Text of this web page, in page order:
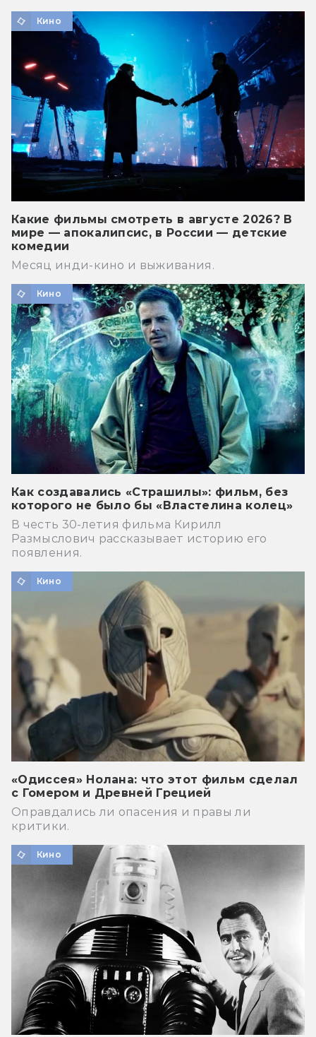
Кино
Какие фильмы смотреть в августе 2026? В
мире — апокалипсис, в России — детские
комедии
Месяц инди-кино и выживания.
Кино
Как создавались «Страшилы»: фильм, без
которого не было бы «Властелина колец»
В честь 30-летия фильма Кирилл
Размыслович рассказывает историю его
появления.
Кино
«Одиссея» Нолана: что этот фильм сделал
с Гомером и Древней Грецией
Оправдались ли опасения и правы ли
критики.
Кино